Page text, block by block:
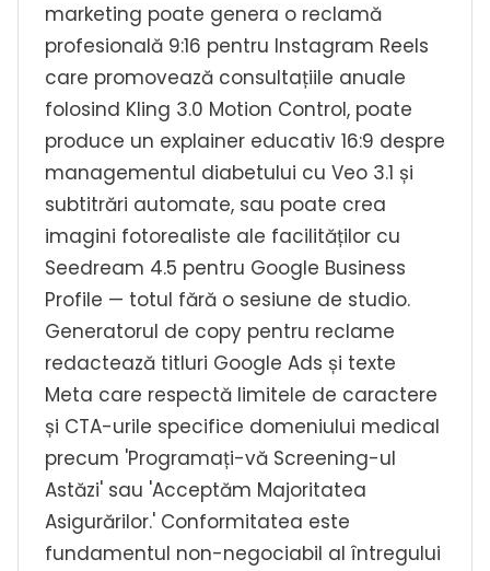
marketing poate genera o reclamă
profesională 9:16 pentru Instagram Reels
care promovează consultațiile anuale
folosind Kling 3.0 Motion Control, poate
produce un explainer educativ 16:9 despre
managementul diabetului cu Veo 3.1 și
subtitrări automate, sau poate crea
imagini fotorealiste ale facilităților cu
Seedream 4.5 pentru Google Business
Profile — totul fără o sesiune de studio.
Generatorul de copy pentru reclame
redactează titluri Google Ads și texte
Meta care respectă limitele de caractere
și CTA-urile specifice domeniului medical
precum 'Programați-vă Screening-ul
Astăzi' sau 'Acceptăm Majoritatea
Asigurărilor.' Conformitatea este
fundamentul non-negociabil al întregului